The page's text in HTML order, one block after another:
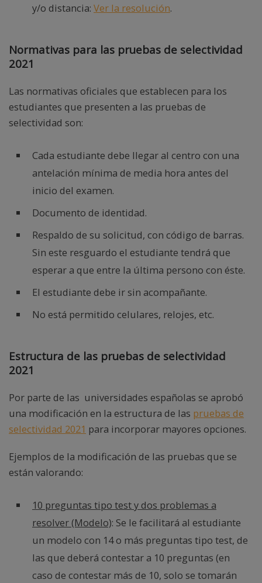
y/o distancia: Ver la resolución.
Normativas para las pruebas de selectividad
2021
Las normativas oficiales que establecen para los
estudiantes que presenten a las pruebas de
selectividad son:
Cada estudiante debe llegar al centro con una
antelación mínima de media hora antes del
inicio del examen.
Documento de identidad.
Respaldo de su solicitud, con código de barras.
Sin este resguardo el estudiante tendrá que
esperar a que entre la última persono con éste.
El estudiante debe ir sin acompañante.
No está permitido celulares, relojes, etc.
Estructura de las pruebas de selectividad
2021
Por parte de las universidades españolas se aprobó
una modificación en la estructura de las pruebas de
selectividad 2021 para incorporar mayores opciones.
Ejemplos de la modificación de las pruebas que se
están valorando:
10 preguntas tipo test y dos problemas a
resolver (Modelo): Se le facilitará al estudiante
un modelo con 14 o más preguntas tipo test, de
las que deberá contestar a 10 preguntas (en
caso de contestar más de 10, solo se tomarán